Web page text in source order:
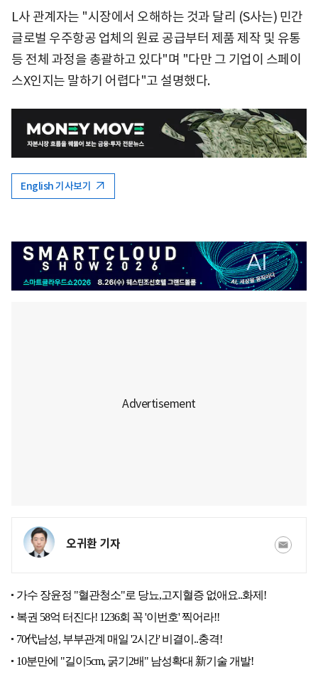
L사 관계자는 "시장에서 오해하는 것과 달리 (S사는) 민간
글로벌 우주항공 업체의 원료 공급부터 제품 제작 및 유통
등 전체 과정을 총괄하고 있다"며 "다만 그 기업이 스페이
스X인지는 말하기 어렵다"고 설명했다.
English 기사보기
오귀환 기자